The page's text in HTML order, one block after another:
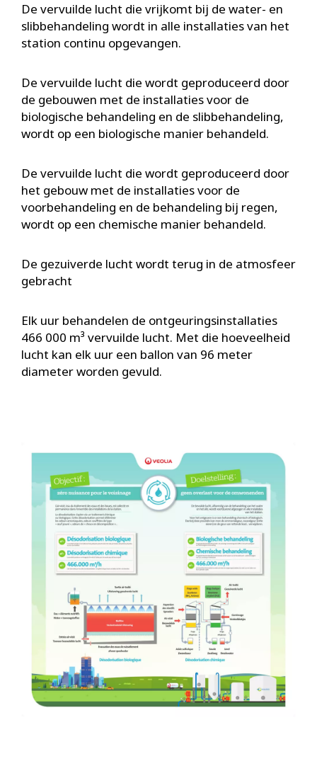
De vervuilde lucht die vrijkomt bij de water- en
slibbehandeling wordt in alle installaties van het
station continu opgevangen.
De vervuilde lucht die wordt geproduceerd door
de gebouwen met de installaties voor de
biologische behandeling en de slibbehandeling,
wordt op een biologische manier behandeld.
De vervuilde lucht die wordt geproduceerd door
het gebouw met de installaties voor de
voorbehandeling en de behandeling bij regen,
wordt op een chemische manier behandeld.
De gezuiverde lucht wordt terug in de atmosfeer
gebracht
Elk uur behandelen de ontgeuringsinstallaties
466 000 m³ vervuilde lucht. Met die hoeveelheid
lucht kan elk uur een ballon van 96 meter
diameter worden gevuld.